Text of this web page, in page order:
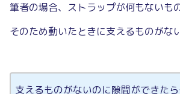
筆者の場合、ストラップが何もないも
そのため動いたときに支えるものがな
支えるものがないのに隙間ができた